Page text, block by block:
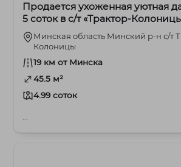
Продается ухоженная уютная
5 соток в с/т «Трактор-
д.Гатовино)
Минская область Минский р-н с/т
Колоницы
19 км от Минска
45.5 м²
4.99 соток
...